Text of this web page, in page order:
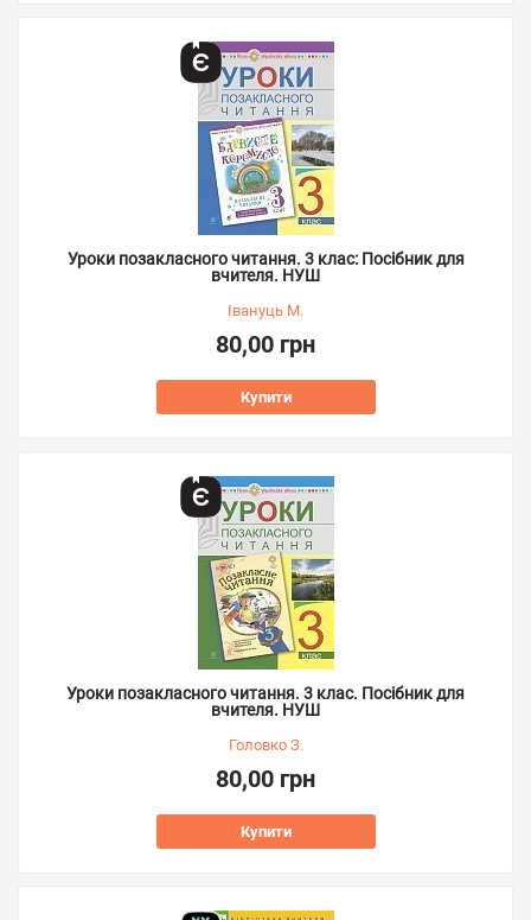
Уроки позакласного читання. 3 клас: Посібник для
вчителя. НУШ
Івануць М.
80,00 грн
Купити
Уроки позакласного читання. 3 клас. Посібник для
вчителя. НУШ
Головко З.
80,00 грн
Купити